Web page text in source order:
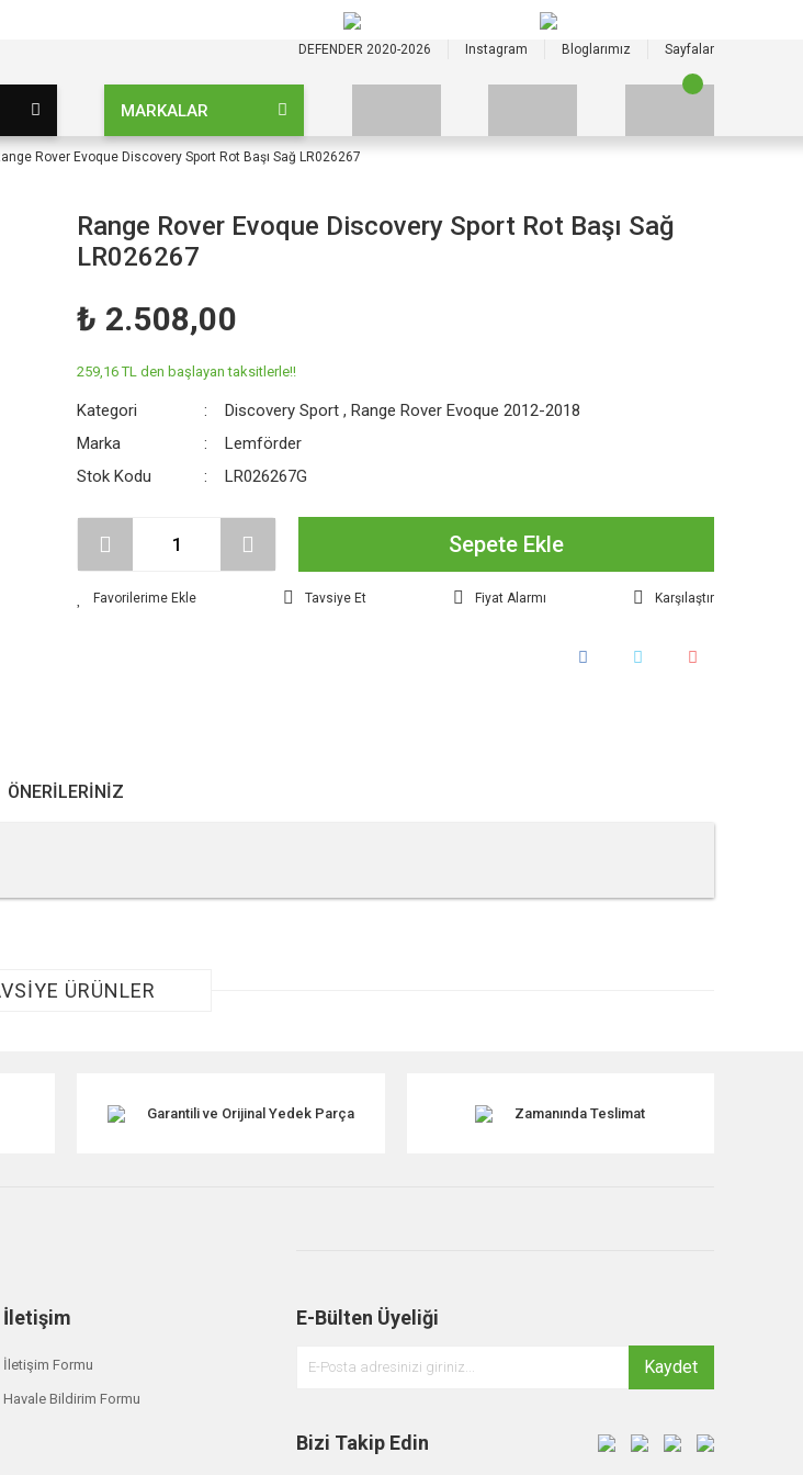
DEFENDER 2020-2026 Instagram Bloglarımız Sayfalar
MARKALAR
Rover Evoque Discovery Sport Rot Başı Sağ LR026267
Range Rover Evoque Discovery Sport Rot Başı Sağ
LR026267
₺ 2.508,00
259,16 TL den başlayan taksitlerle!!
Kategori Discovery Sport ,Range Rover Evoque 2012-2018
Marka
Lemförder
Stok Kodu
LR026267G
Sepete Ekle
Tavsiye Et Fiyat Alarmı Karşılaştır
ÖNERILERINIZ
ÜRÜNLER
Garantili ve Orijinal Yedek Parça Zamanında Teslimat
İletişim
İletişim Formu
Havale Bildirim Formu
E-Bülten Üyeliği
Kaydet
Bizi Takip Edin